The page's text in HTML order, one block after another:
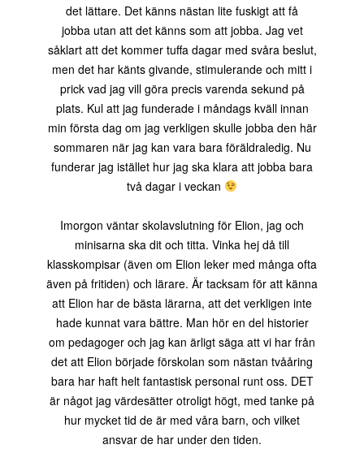
det lättare. Det känns nästan lite fuskigt att få
jobba utan att det känns som att jobba. Jag vet
såklart att det kommer tuffa dagar med svåra beslut,
men det har känts givande, stimulerande och mitt i
prick vad jag vill göra precis varenda sekund på
plats. Kul att jag funderade i måndags kväll innan
min första dag om jag verkligen skulle jobba den här
sommaren när jag kan vara bara föräldraledig. Nu
funderar jag istället hur jag ska klara att jobba bara
två dagar i veckan
Imorgon väntar skolavslutning för Elion, jag och
minisarna ska dit och titta. Vinka hej då till
klasskompisar (även om Elion leker med många ofta
även på fritiden) och lärare. Är tacksam för att känna
att Elion har de bästa lärarna, att det verkligen inte
hade kunnat vara bättre. Man hör en del historier
om pedagoger och jag kan ärligt säga att vi har från
det att Elion började förskolan som nästan tvååring
bara har haft helt fantastisk personal runt oss. DET
är något jag värdesätter otroligt högt, med tanke på
hur mycket tid de är med våra barn, och vilket
ansvar de har under den tiden.